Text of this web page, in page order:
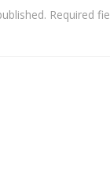
Required